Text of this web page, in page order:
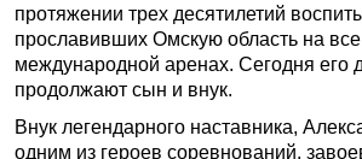
протяжении трех десятилетий
прославивших Омскую область на
международной аренах. Сегодня его
продолжают сын и внук.
Внук легендарного наставника,
одним из героев соревнований,